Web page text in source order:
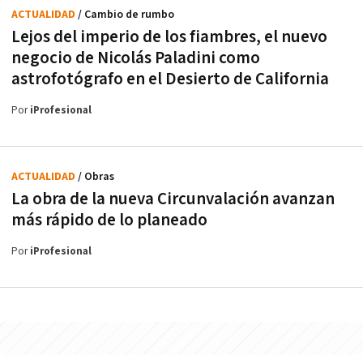
Lejos del imperio de los fiambres, el nuevo
negocio de Nicolás Paladini como
astrofotógrafo en el Desierto de California
ACTUALIDAD / Cambio de rumbo
PoriProfesional
La obra de la nueva Circunvalación avanzan
más rápido de lo planeado
ACTUALIDAD / Obras
PoriProfesional